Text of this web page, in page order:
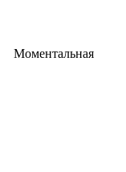
Моментальная